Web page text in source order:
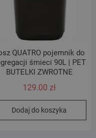
QUATRO pojemnik do
śmieci 90L | PET
BUTELKI ZWROTNE
129.00 zł
Dodaj do koszyka